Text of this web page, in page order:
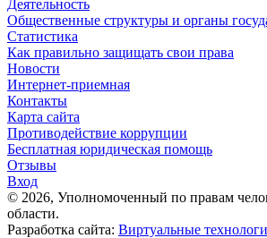
Деятельность
Общественные структуры и органы
Статистика
Как правильно защищать свои права
Новости
Интернет-приемная
Контакты
Карта сайта
Противодействие коррупции
Бесплатная юридическая помощь
Отзывы
Вход
© 2026, Уполномоченный по правам
области.
Разработка сайта: Виртуальные